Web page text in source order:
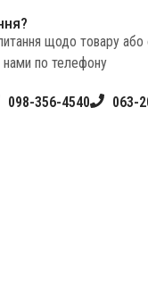
щодо товару
нами по телефону
098-356-4540 063-